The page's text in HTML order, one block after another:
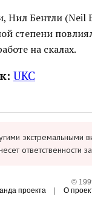
Нил Бентли (Neil
степени
на скалах.
UKC
©
проекта
О